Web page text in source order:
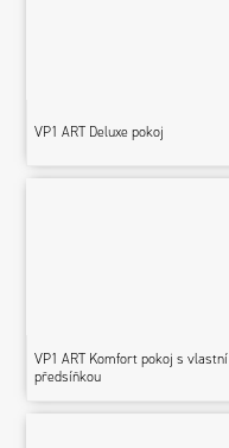
VP1 ART Deluxe pokoj
VP1 ART Komfort pokoj s vlastní
předsíňkou